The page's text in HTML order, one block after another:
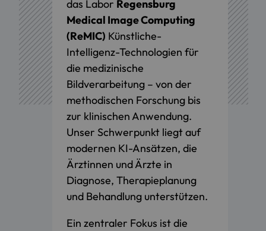
das Labor Regensburg
Medical Image Computing
(ReMIC) Künstliche-
Intelligenz-Technologien für
die medizinische
Bildverarbeitung – von der
methodischen Forschung bis
zur klinischen Anwendung.
Unser Schwerpunkt liegt auf
modernen KI-Ansätzen, die
Ärztinnen und Ärzte in
Diagnose, Therapieplanung
und Behandlung unterstützen.
Ein zentraler Fokus ist die